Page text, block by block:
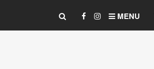
MENU